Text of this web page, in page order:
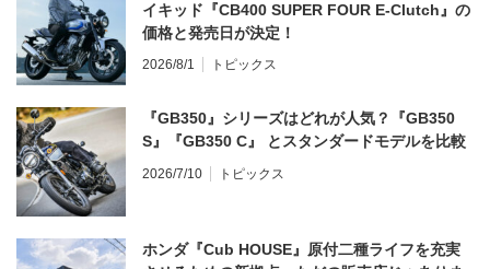
イキッド『CB400 SUPER FOUR E-Clutch』の
価格と発売日が決定！
2026/8/1 トピックス
『GB350』シリーズはどれが人気？『GB350
S』『GB350 C』 とスタンダードモデルを比較
2026/7/10 トピックス
ホンダ『Cub HOUSE』原付二種ライフを充実